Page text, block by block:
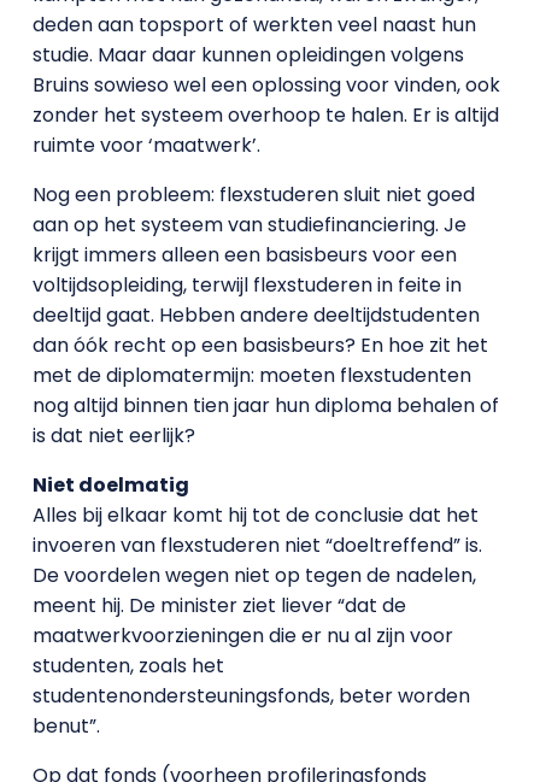
deden aan topsport of werkten veel naast hun
studie. Maar daar kunnen opleidingen volgens
Bruins sowieso wel een oplossing voor vinden, ook
zonder het systeem overhoop te halen. Er is altijd
ruimte voor ‘maatwerk’.
Nog een probleem: flexstuderen sluit niet goed
aan op het systeem van studiefinanciering. Je
krijgt immers alleen een basisbeurs voor een
voltijdsopleiding, terwijl flexstuderen in feite in
deeltijd gaat. Hebben andere deeltijdstudenten
dan óók recht op een basisbeurs? En hoe zit het
met de diplomatermijn: moeten flexstudenten
nog altijd binnen tien jaar hun diploma behalen of
is dat niet eerlijk?
Niet doelmatig
Alles bij elkaar komt hij tot de conclusie dat het
invoeren van flexstuderen niet “doeltreffend” is.
De voordelen wegen niet op tegen de nadelen,
meent hij. De minister ziet liever “dat de
maatwerkvoorzieningen die er nu al zijn voor
studenten, zoals het
studentenondersteuningsfonds, beter worden
benut”.
Op dat fonds (voorheen profileringsfonds